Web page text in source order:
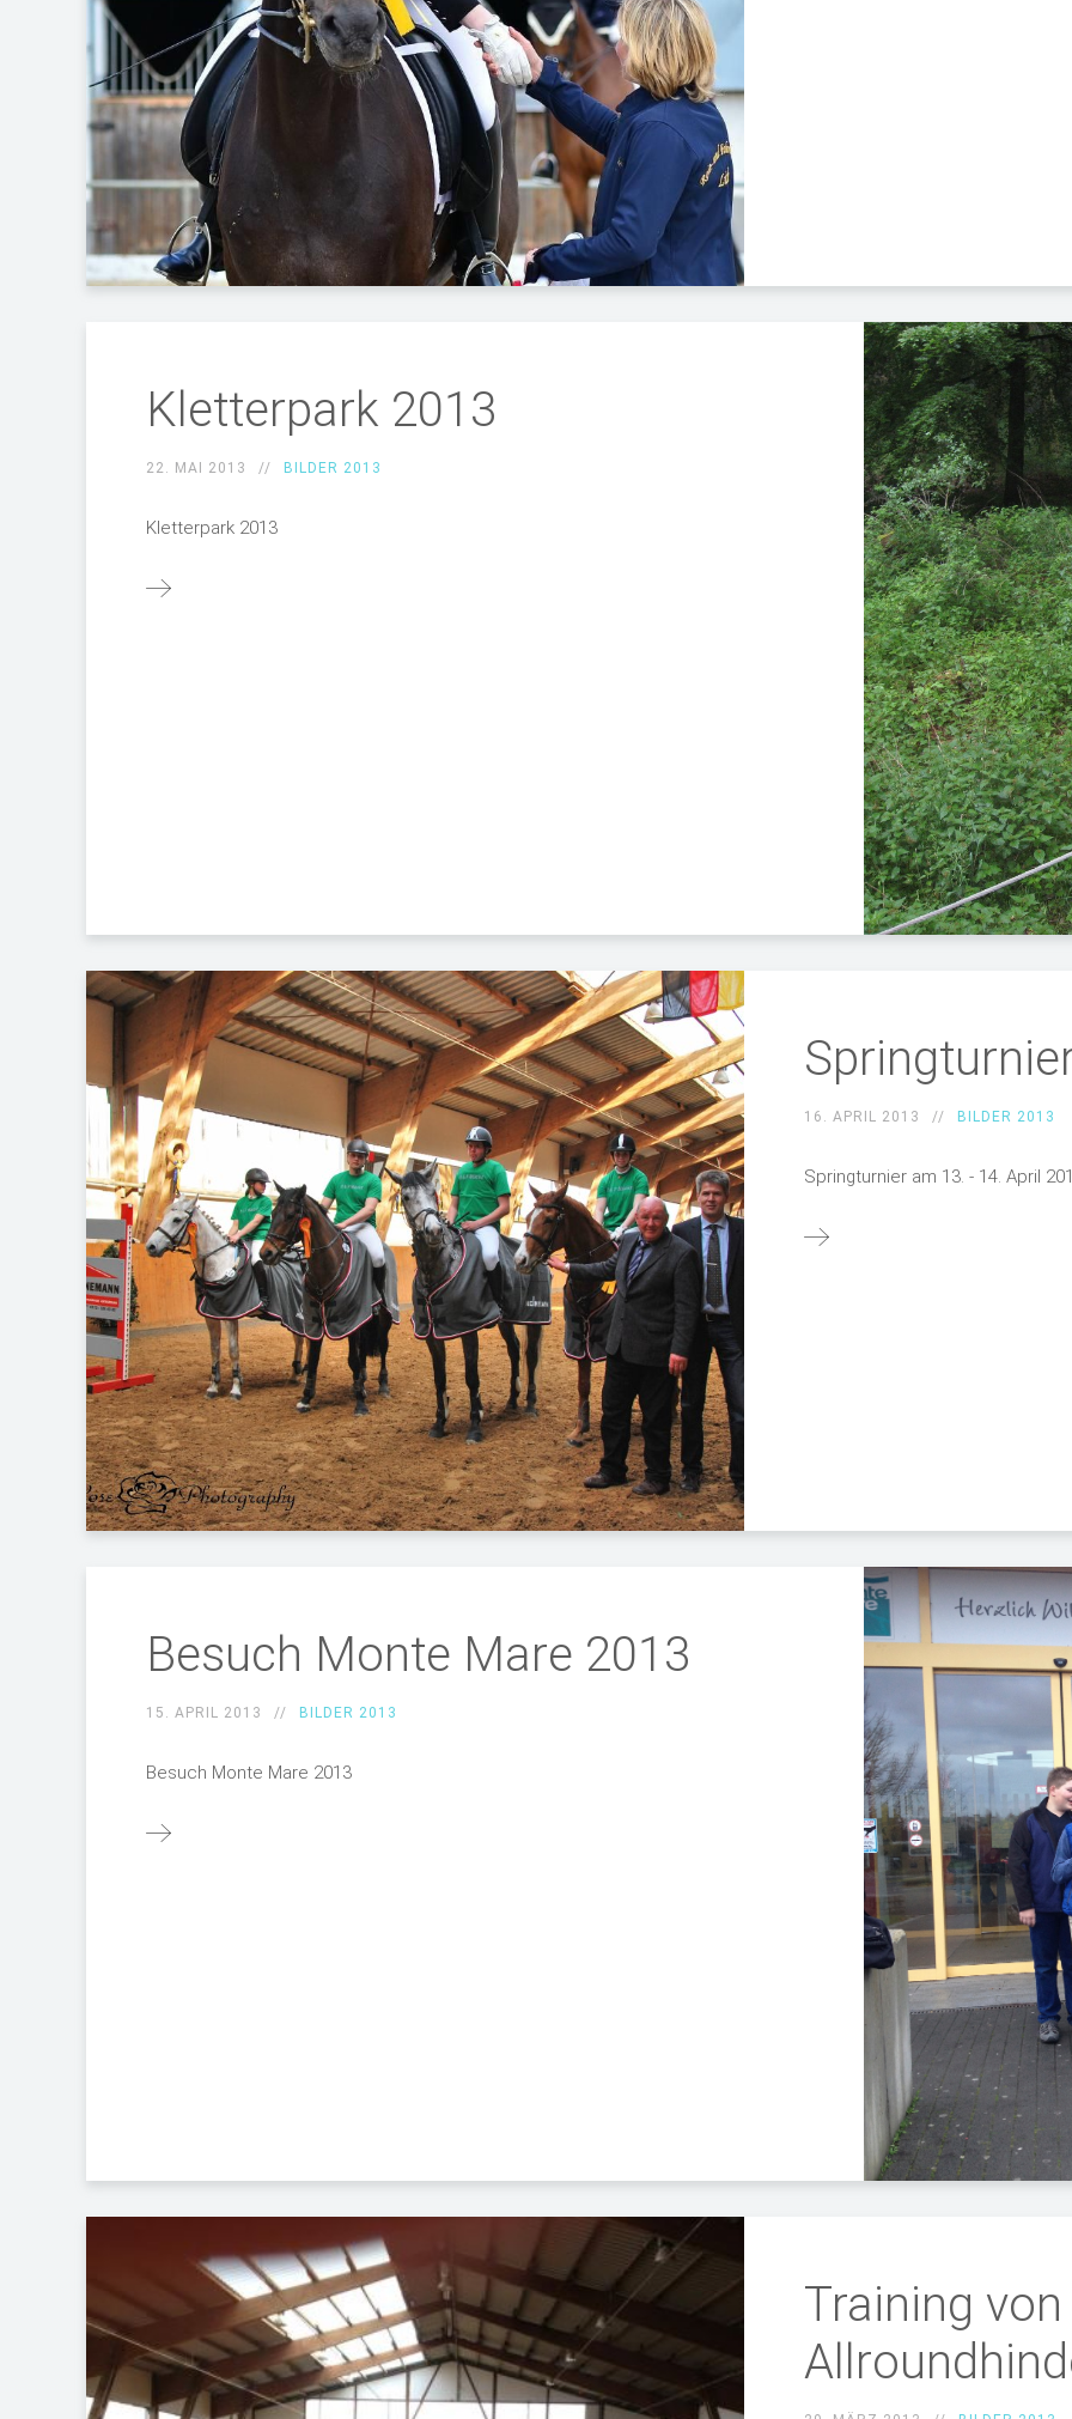
Kletterpark 2013
22. MAI 2013 BILDER 2013
Kletterpark 2013
16. APRIL 2013 BILDER 2013
Springturnier am 13. - 14. April
Besuch Monte Mare 2013
15. APRIL 2013 BILDER 2013
Besuch Monte Mare 2013
Training von